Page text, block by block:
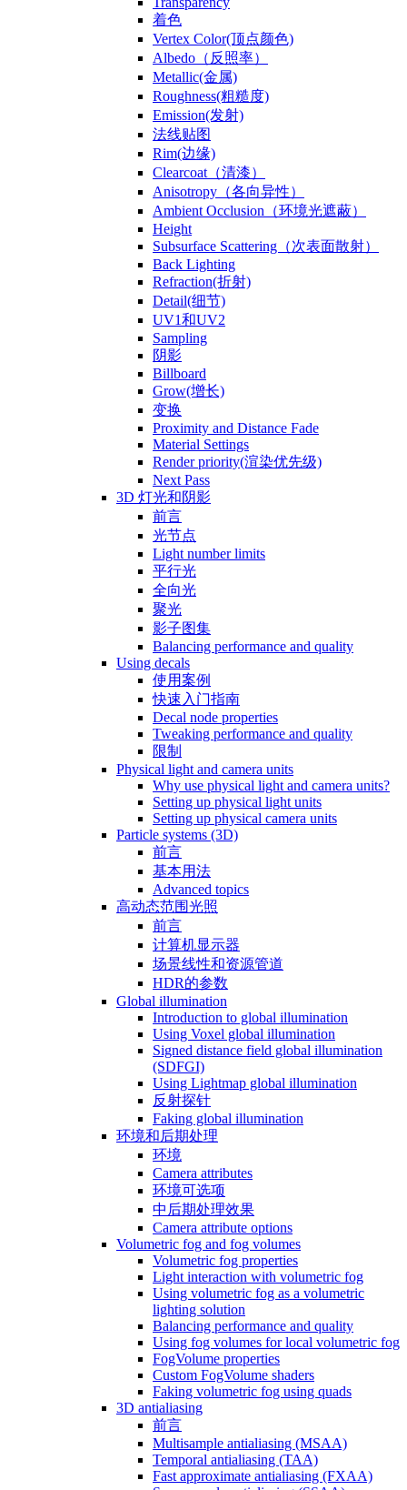
着色
Vertex Color(顶点颜色)
Albedo（反照率）
Metallic(金属)
Roughness(粗糙度)
Emission(发射)
法线贴图
Rim(边缘)
Clearcoat（清漆）
Anisotropy（各向异性）
Ambient Occlusion（环境光遮蔽）
Height
Subsurface Scattering（次表面散射）
Back Lighting
Refraction(折射)
Detail(细节)
UV1和UV2
Sampling
阴影
Billboard
Grow(增长)
变换
Proximity and Distance Fade
Material Settings
Render priority(渲染优先级)
Next Pass
3D 灯光和阴影
前言
光节点
Light number limits
平行光
全向光
聚光
影子图集
Balancing performance and quality
Using decals
使用案例
快速入门指南
Decal node properties
Tweaking performance and quality
限制
Physical light and camera units
Why use physical light and camera units?
Setting up physical light units
Setting up physical camera units
Particle systems (3D)
前言
基本用法
Advanced topics
高动态范围光照
前言
计算机显示器
场景线性和资源管道
HDR的参数
Global illumination
Introduction to global illumination
Using Voxel global illumination
Signed distance field global illumination
(SDFGI)
Using Lightmap global illumination
反射探针
Faking global illumination
环境和后期处理
环境
Camera attributes
环境可选项
中后期处理效果
Camera attribute options
Volumetric fog and fog volumes
Volumetric fog properties
Light interaction with volumetric fog
Using volumetric fog as a volumetric
lighting solution
Balancing performance and quality
Using fog volumes for local volumetric fog
FogVolume properties
Custom FogVolume shaders
Faking volumetric fog using quads
3D antialiasing
前言
Multisample antialiasing (MSAA)
Temporal antialiasing (TAA)
Fast approximate antialiasing (FXAA)